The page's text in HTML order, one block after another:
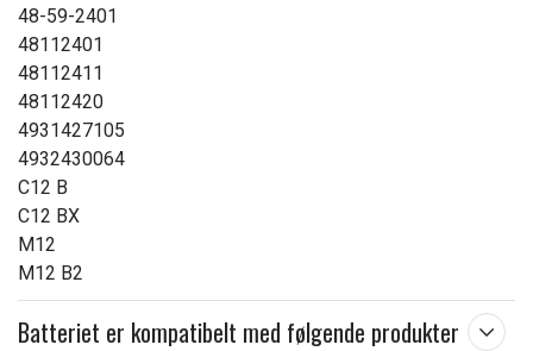
48-59-2401
48112401
48112411
48112420
4931427105
4932430064
C12 B
C12 BX
M12
M12 B2
Batteriet er kompatibelt med følgende produkter